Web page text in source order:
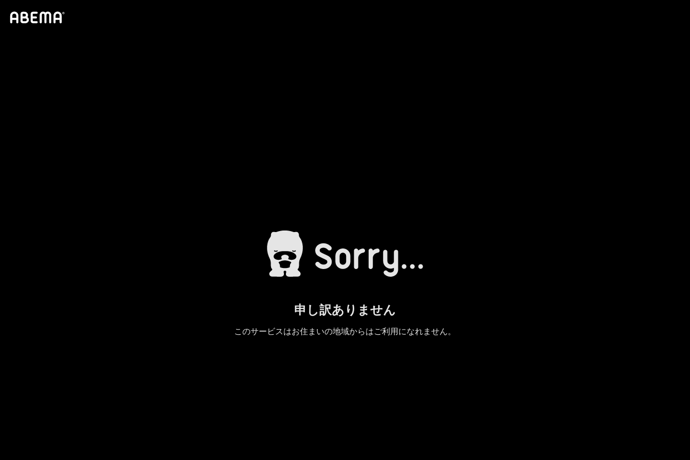
申し訳ありません
このサービスはお住まいの地域からはご利用になれません。